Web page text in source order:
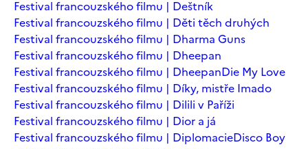
Festival francouzského filmu | Deštník
Festival francouzského filmu | Děti těch druhých
Festival francouzského filmu | Dharma Guns
Festival francouzského filmu | Dheepan
Festival francouzského filmu | DheepanDie My Love
Festival francouzského filmu | Díky, mistře Imado
Festival francouzského filmu | Dilili v Paříži
Festival francouzského filmu | Dior a já
Festival francouzského filmu | DiplomacieDisco Boy